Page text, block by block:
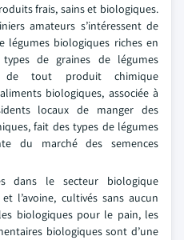
frais, sains et biologiques.
amateurs s’intéressent de
biologiques riches en
de graines de légumes
de tout produit chimique
biologiques, associée à
locaux de manger des
fait des types de légumes
du marché des semences
dans le secteur biologique
l’avoine, cultivés sans aucun
biologiques pour le pain, les
biologiques sont d’une